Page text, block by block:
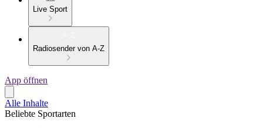
Live Sport
Radiosender von A-Z
App öffnen
Alle Inhalte
Beliebte Sportarten